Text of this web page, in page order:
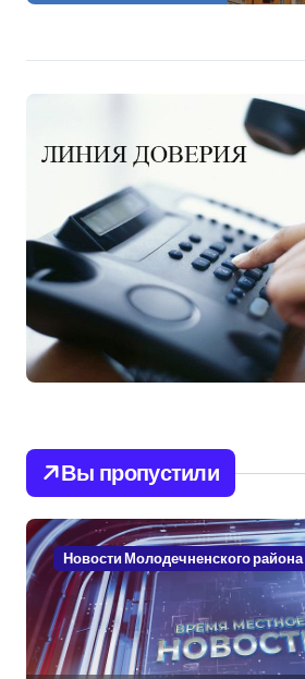
Вы пропустили
Новости Молодечненского района